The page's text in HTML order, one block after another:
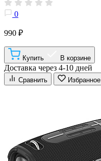
0
990 ₽
Купить В корзине
Доставка через 4-10 дней
Сравнить Избранное